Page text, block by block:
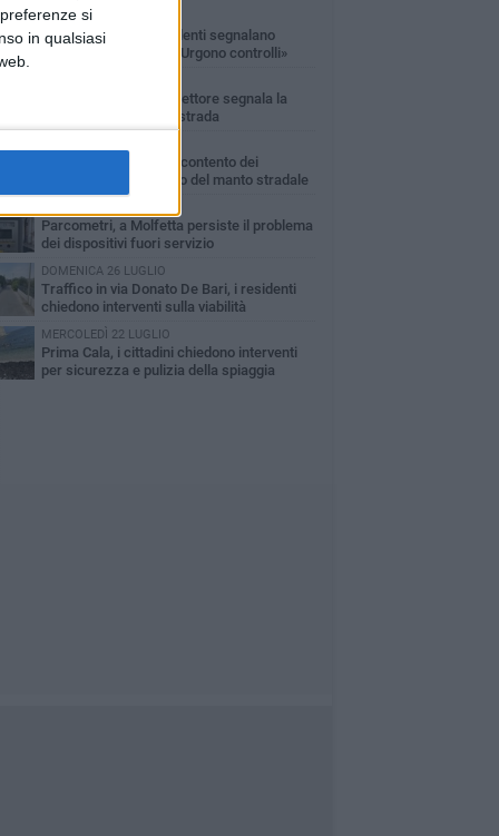
si
in qualsiasi
SABATO 1 AGOSTO
Via Don Minzoni, residenti segnalano
schiamazzi notturni: «Urgono controlli»
Via Giacomo Puccini, lettore segnala la
mancata pulizia della strada
Via Ippolito Nievo, malcontento dei
residenti per il degrado del manto stradale
Parcometri, a Molfetta persiste il problema
dei dispositivi fuori servizio
DOMENICA 26 LUGLIO
Traffico in via Donato De Bari, i residenti
chiedono interventi sulla viabilità
MERCOLEDÌ 22 LUGLIO
Prima Cala, i cittadini chiedono interventi
per sicurezza e pulizia della spiaggia